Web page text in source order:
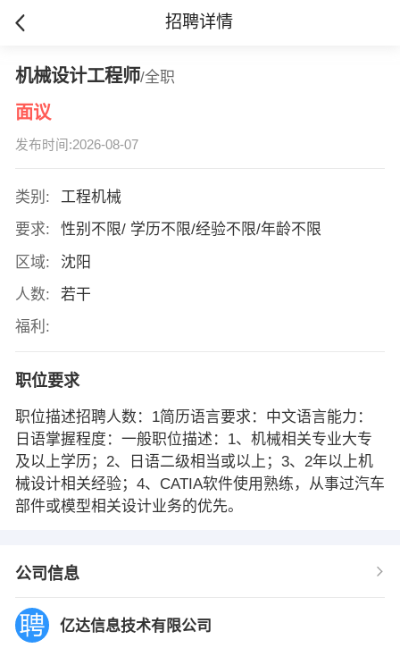
招聘详情
机械设计工程师/全职
面议
发布时间:2026-08-07
类别:
工程机械
要求:
性别不限/ 学历不限/经验不限/年龄不限
区域:
沈阳
人数:
若干
福利:
职位要求
职位描述招聘人数：1简历语言要求：中文语言能力：
日语掌握程度：一般职位描述：1、机械相关专业大专
及以上学历；2、日语二级相当或以上；3、2年以上机
械设计相关经验；4、CATIA软件使用熟练，从事过汽车
部件或模型相关设计业务的优先。
公司信息
亿达信息技术有限公司